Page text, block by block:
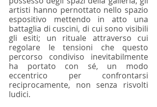
artisti hanno pernottato nello spazio
espositivo mettendo in atto una
battaglia di cuscini, di cui sono visibili
gli esiti; un rituale attraverso cui
regolare le tensioni che questo
percorso condiviso inevitabilmente
ha portato con sé, un modo
eccentrico per confrontarsi
reciprocamente, non senza risvolti
ludici.